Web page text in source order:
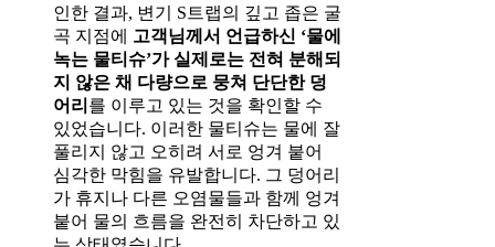
인한 결과, 변기 S트랩의 깊고 좁은 굴
곡 지점에 고객님께서 언급하신 ‘물에
녹는 물티슈’가 실제로는 전혀 분해되
지 않은 채 다량으로 뭉쳐 단단한 덩
어리 를 이루고 있는 것을 확인할 수
있었습니다. 이러한 물티슈는 물에 잘
풀리지 않고 오히려 서로 엉겨 붙어
심각한 막힘을 유발합니다. 그 덩어리
가 휴지나 다른 오염물들과 함께 엉겨
붙어 물의 흐름을 완전히 차단하고 있